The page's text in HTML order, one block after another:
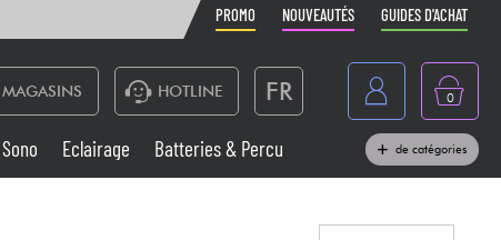
PROMO NOUVEAUTÉS GUIDES D'ACHAT
MAGASINS HOTLINE FR
Belgique
België
0
Sono Eclairage
Batteries & Percu
de catégories